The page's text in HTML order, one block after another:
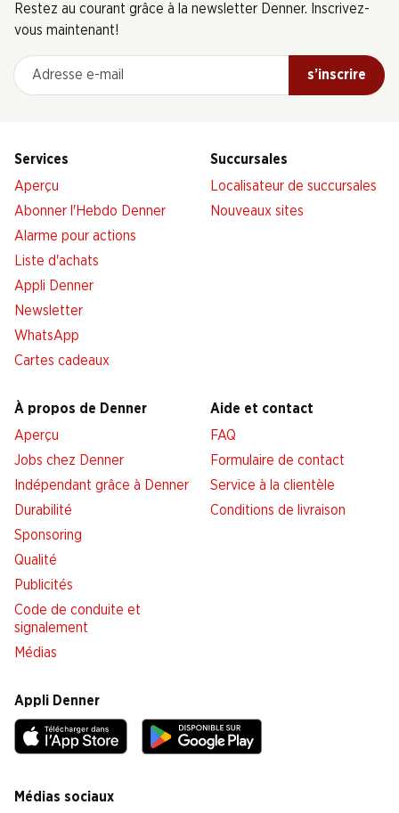
Restez au courant grâce à la newsletter Denner. Inscrivez-
vous maintenant!
Adresse e-mail
s’inscrire
Services
Aperçu
Abonner l'Hebdo Denner
Alarme pour actions
Liste d'achats
Appli Denner
Newsletter
WhatsApp
Cartes cadeaux
Succursales
Localisateur de succursales
Nouveaux sites
À propos de Denner
Aperçu
Jobs chez Denner
Indépendant grâce à Denner
Durabilité
Sponsoring
Qualité
Publicités
Code de conduite et
signalement
Médias
Aide et contact
FAQ
Formulaire de contact
Service à la clientèle
Conditions de livraison
Appli Denner
Médias sociaux